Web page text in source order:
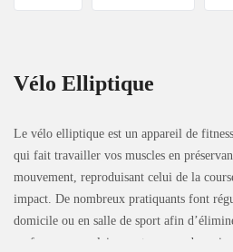
Vélo Elliptique
Le vélo elliptique est un appareil de
qui fait travailler vos muscles en
mouvement, reproduisant celui de la
impact. De nombreux pratiquants font
domicile ou en salle de sport afin
renforcer musculairement ou prendre